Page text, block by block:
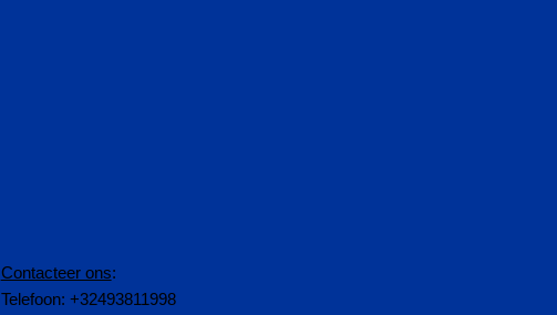
Contacteer ons:
Telefoon: +32493811998